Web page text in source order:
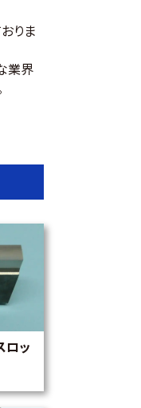
りま
業界
ロッ